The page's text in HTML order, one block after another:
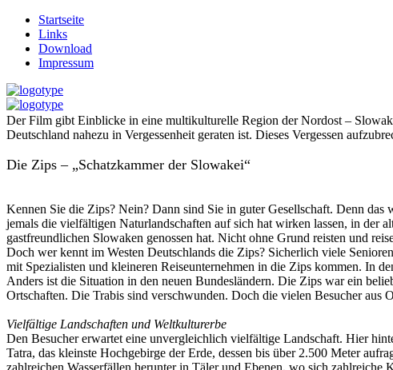
Startseite
Links
Download
Impressum
Der Film gibt Einblicke in eine multikulturelle Region der Nordost –
Deutschland nahezu in Vergessenheit geraten ist. Dieses Vergessen
Die Zips – „Schatzkammer der Slowakei“
Kennen Sie die Zips? Nein? Dann sind Sie in guter Gesellschaft. Denn
jemals die vielfältigen Naturlandschaften auf sich hat wirken lassen, in der
gastfreundlichen Slowaken genossen hat. Nicht ohne Grund reisten und
Doch wer kennt im Westen Deutschlands die Zips? Sicherlich viele
mit Spezialisten und kleineren Reiseunternehmen in die Zips kommen. In
Anders ist die Situation in den neuen Bundesländern. Die Zips war ein
Ortschaften. Die Trabis sind verschwunden. Doch die vielen Besucher aus
Vielfältige Landschaften und Weltkulturerbe
Den Besucher erwartet eine unvergleichlich vielfältige Landschaft. Hier
Tatra, das kleinste Hochgebirge der Erde, dessen bis über 2.500 Meter
zahlreichen Wasserfällen herunter in Täler und Ebenen, wo sich